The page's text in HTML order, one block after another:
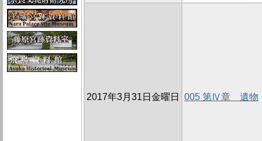
2017年3月31日金曜日 005 第Ⅳ章 遺物